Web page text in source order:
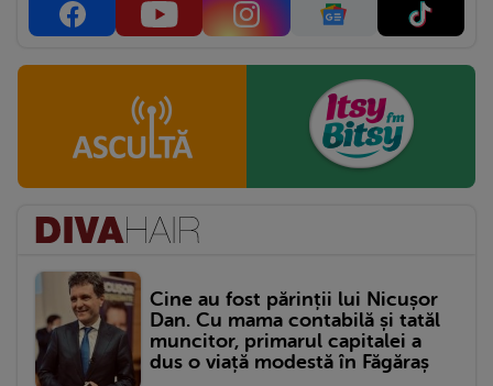
Cine au fost părinții lui Nicușor
Dan. Cu mama contabilă și tatăl
muncitor, primarul capitalei a
dus o viață modestă în Făgăraș